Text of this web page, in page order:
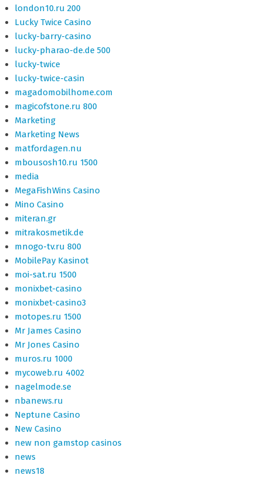
london10.ru 200
Lucky Twice Casino
lucky-barry-casino
lucky-pharao-de.de 500
lucky-twice
lucky-twice-casin
magadomobilhome.com
magicofstone.ru 800
Marketing
Marketing News
matfordagen.nu
mbousosh10.ru 1500
media
MegaFishWins Casino
Mino Casino
miteran.gr
mitrakosmetik.de
mnogo-tv.ru 800
MobilePay Kasinot
moi-sat.ru 1500
monixbet-casino
monixbet-casino3
motopes.ru 1500
Mr James Casino
Mr Jones Casino
muros.ru 1000
mycoweb.ru 4002
nagelmode.se
nbanews.ru
Neptune Casino
New Casino
new non gamstop casinos
news
news18